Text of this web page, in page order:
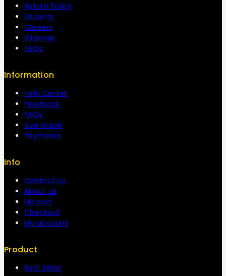
Return Policy
Security
Careers
Sitemap
FAQs
Information
Help Center
Feedback
FAQs
Size Guide
Payments
Info
Contact us
About us
My cart
Checkout
My account
Product
Best Seller